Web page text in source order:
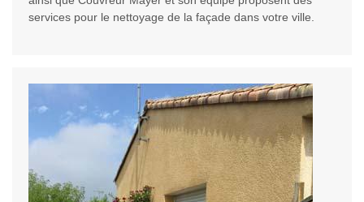
services pour le nettoyage de la façade dans votre ville.